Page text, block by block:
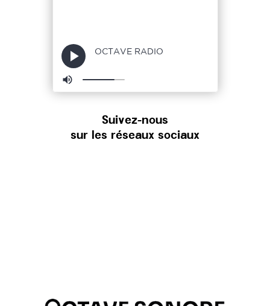
Suivez-nous
sur les réseaux sociaux